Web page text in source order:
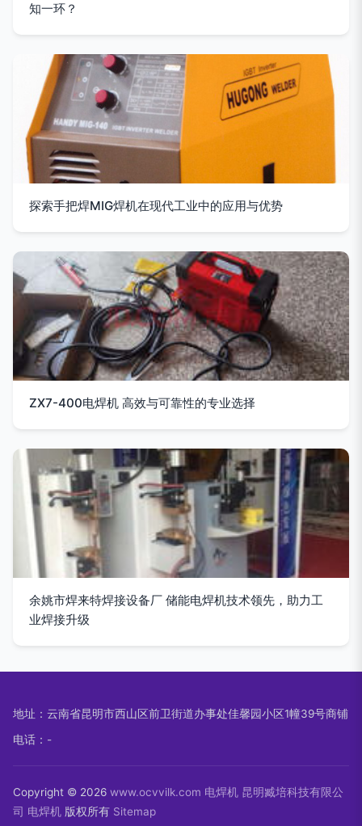
知一环？
探索手把焊MIG焊机在现代工业中的应用与优势
ZX7-400电焊机 高效与可靠性的专业选择
余姚市焊来特焊接设备厂 储能电焊机技术领先，助力工
业焊接升级
地址：云南省昆明市西山区前卫街道办事处佳馨园小区1幢39号商铺
电话：-
Copyright © 2026 www.ocvvilk.com 电焊机 昆明臧培科技有限公
司 电焊机 版权所有 Sitemap